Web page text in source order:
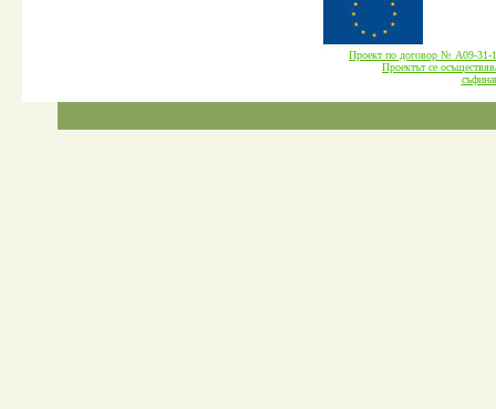
Проект по договор № А09-
Проектът се